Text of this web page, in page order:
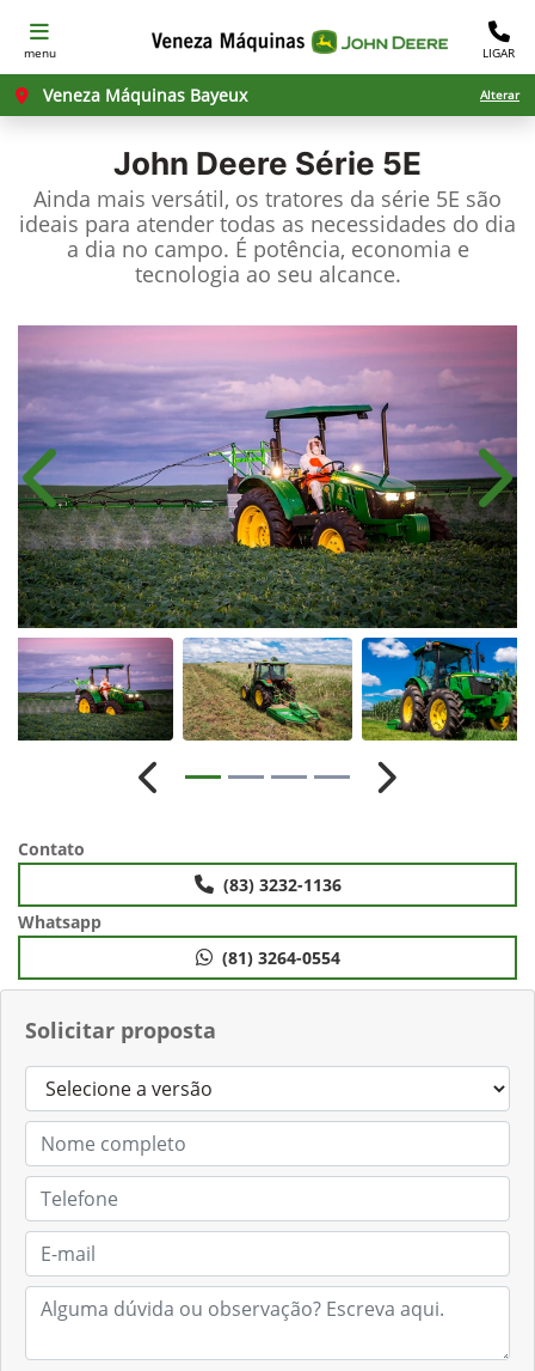
menu LIGAR
Veneza Máquinas Bayeux Alterar
John Deere Série 5E
Ainda mais versátil, os tratores da série 5E são
ideais para atender todas as necessidades do dia
a dia no campo. É potência, economia e
tecnologia ao seu alcance.
Solicitar proposta
Anterior
Anterior Próximo
Contato
(83) 3232-1136
Whatsapp
(81) 3264-0554